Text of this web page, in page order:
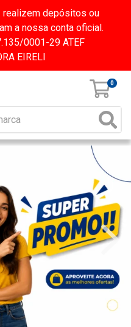
realizem depósitos ou
a nossa conta oficial.
0001-29 ATEF
EIRELI
0